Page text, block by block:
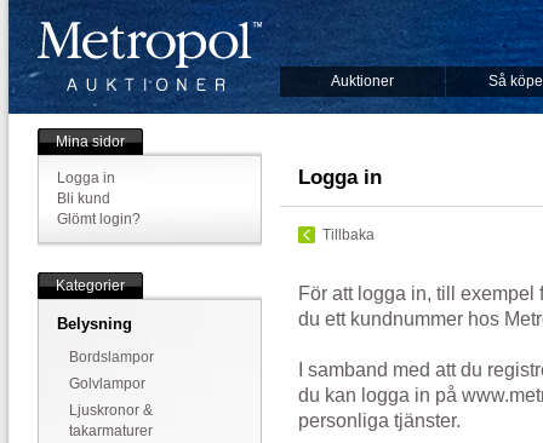
Auktioner Så
Mina sidor
Logga in
Bli kund
Glömt login?
Kategorier
Belysning
Bordslampor
Golvlampor
Ljuskronor &
takarmaturer
Logga in
Tillbaka
För att logga in, till exempel
du ett kundnummer hos
I samband med att du
du kan logga in på
personliga tjänster.